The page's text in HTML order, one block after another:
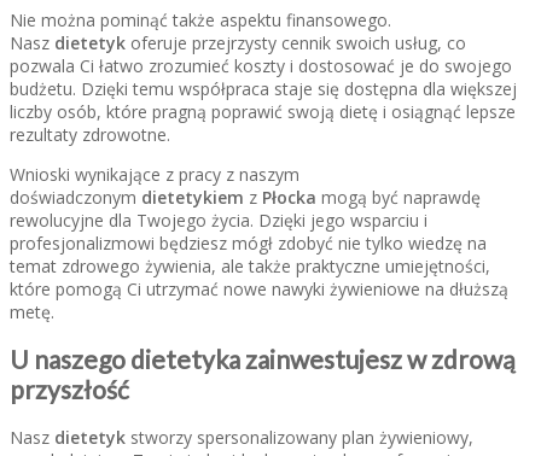
Nie można pominąć także aspektu finansowego.
Nasz dietetyk oferuje przejrzysty cennik swoich usług, co
pozwala Ci łatwo zrozumieć koszty i dostosować je do swojego
budżetu. Dzięki temu współpraca staje się dostępna dla większej
liczby osób, które pragną poprawić swoją dietę i osiągnąć lepsze
rezultaty zdrowotne.
Wnioski wynikające z pracy z naszym
doświadczonym dietetykiem z Płocka mogą być naprawdę
rewolucyjne dla Twojego życia. Dzięki jego wsparciu i
profesjonalizmowi będziesz mógł zdobyć nie tylko wiedzę na
temat zdrowego żywienia, ale także praktyczne umiejętności,
które pomogą Ci utrzymać nowe nawyki żywieniowe na dłuższą
metę.
U naszego dietetyka zainwestujesz w zdrową
przyszłość
Nasz dietetyk stworzy spersonalizowany plan żywieniowy,